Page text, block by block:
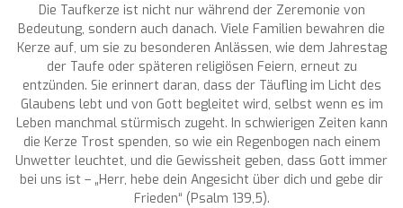
Die Taufkerze ist nicht nur während der Zeremonie von
Bedeutung, sondern auch danach. Viele Familien bewahren die
Kerze auf, um sie zu besonderen Anlässen, wie dem Jahrestag
der Taufe oder späteren religiösen Feiern, erneut zu
entzünden. Sie erinnert daran, dass der Täufling im Licht des
Glaubens lebt und von Gott begleitet wird, selbst wenn es im
Leben manchmal stürmisch zugeht. In schwierigen Zeiten kann
die Kerze Trost spenden, so wie ein Regenbogen nach einem
Unwetter leuchtet, und die Gewissheit geben, dass Gott immer
bei uns ist – „Herr, hebe dein Angesicht über dich und gebe dir
Frieden“ (Psalm 139,5).